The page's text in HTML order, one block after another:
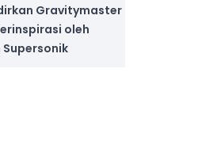
Gravitymaster
oleh